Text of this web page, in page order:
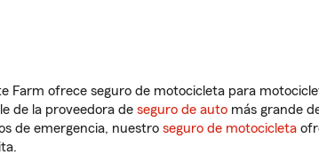
Farm ofrece seguro de motocicleta para
de la proveedora de seguro de auto más grande
de emergencia, nuestro seguro de motocicleta